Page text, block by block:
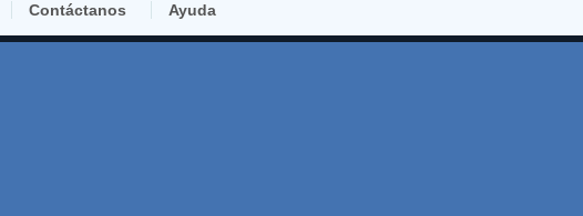
Contáctanos Ayuda